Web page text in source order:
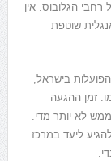
הגלובוס. אין
שוטפת
בישראל,
זמן ההגעה
מעט, אבל ממש לא יותר מדי.
ליעד במרכז